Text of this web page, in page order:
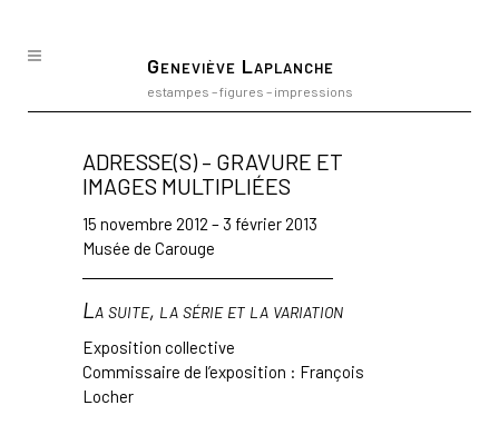
Geneviève Laplanche
estampes – figures – impressions
ADRESSE(S) – GRAVURE ET
IMAGES MULTIPLIÉES
15 novembre 2012 – 3 février 2013
Musée de Carouge
La suite, la série et la variation
Exposition collective
Commissaire de l’exposition : François
Locher